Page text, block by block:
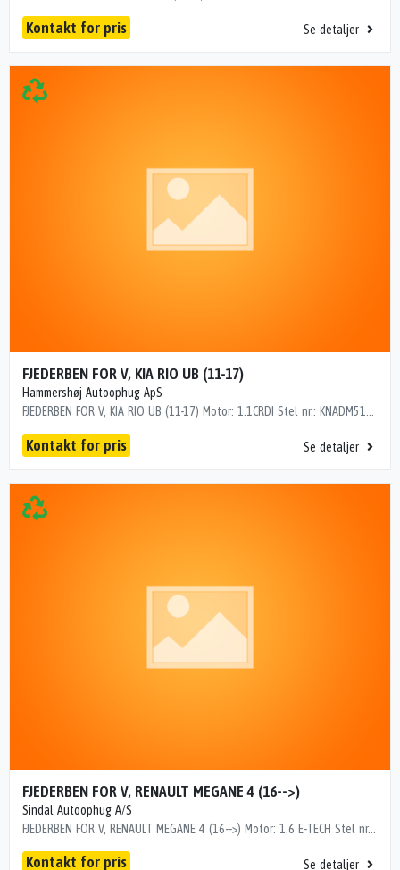
Kontakt for pris Se detaljer
FJEDERBEN FOR V, KIA RIO UB (11-17)
Hammershøj Autoophug ApS
Kontakt for pris Se detaljer
FJEDERBEN FOR V, RENAULT MEGANE 4 (16-->)
Sindal Autoophug A/S
FJEDERBEN FOR V, RENAULT MEGANE 4 (16-->) Motor: 1.6 E-TECH Stel nr.: VF1RFB00866564663 Årgang.: 2020 Del nr..: CB60440 Dito nr.: 60543601 Stamkort nr.: S00402 Kilometer: 61000 "VF1RFB00866564663"
Kontakt for pris Se detaljer